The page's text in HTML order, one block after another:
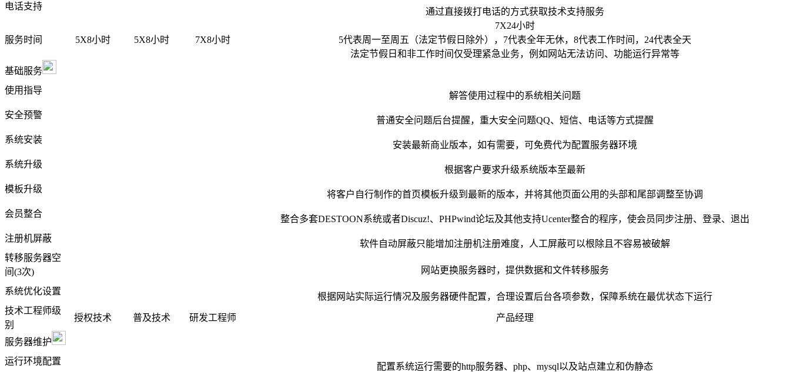
电话支持
通过直接拨打电话的方式获取技术支持服务
服务时间 5X8小时 5X8小时 7X8小时
7X24小时
5代表周一至周五（法定节假日除外），7代表全年无休，8代表工作时间，24代表全天
法定节假日和非工作时间仅受理紧急业务，例如网站无法访问、功能运行异常等
基础服务
使用指导
解答使用过程中的系统相关问题
安全预警
普通安全问题后台提醒，重大安全问题QQ、短信、电话等方式提醒
系统安装
安装最新商业版本，如有需要，可免费代为配置服务器环境
系统升级
根据客户要求升级系统版本至最新
模板升级
将客户自行制作的首页模板升级到最新的版本，并将其他页面公用的头部和尾部调整至协调
会员整合
整合多套DESTOON系统或者Discuz!、PHPwind论坛及其他支持Ucenter整合的程序，使会员同步注册、登录、退出
注册机屏蔽
软件自动屏蔽只能增加注册机注册难度，人工屏蔽可以根除且不容易被破解
转移服务器空
间(3次)
网站更换服务器时，提供数据和文件转移服务
系统优化设置
根据网站实际运行情况及服务器硬件配置，合理设置后台各项参数，保障系统在最优状态下运行
技术工程师级
别
授权技术 普及技术 研发工程师 产品经理
服务器维护
运行环境配置
配置系统运行需要的http服务器、php、mysql以及站点建立和伪静态